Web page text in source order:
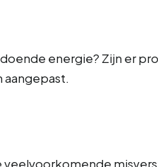
energie? Zijn er
aangepast.